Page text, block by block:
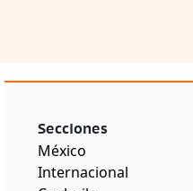
Secciones
México
Internacional